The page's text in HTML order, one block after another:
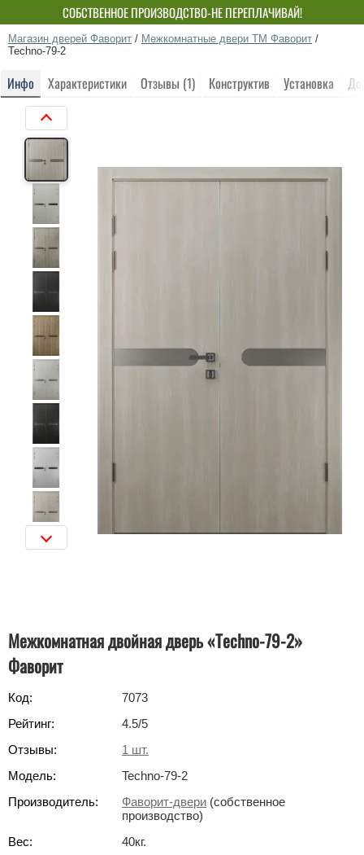
СОБСТВЕННОЕ ПРОИЗВОДСТВО-НЕ ПЕРЕПЛАЧИВАЙ!
Магазин дверей Фаворит / Межкомнатные двери ТМ Фаворит /
Techno-79-2
Инфо Характеристики Отзывы (1) Конструктив Установка
Межкомнатная двойная дверь «Techno-79-2»
Фаворит
Код:
7073
Рейтинг:
4.5/5
Отзывы:
1 шт.
Модель:
Techno-79-2
Производитель:
Фаворит-двери (собственное
производство)
Вес:
40кг.